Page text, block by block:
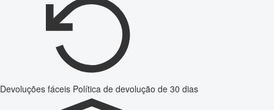
Devoluções fáceis Política de devolução de 30 dias